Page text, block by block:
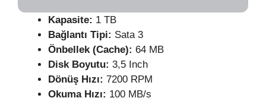
Kapasite: 1 TB
Bağlantı Tipi: Sata 3
Önbellek (Cache): 64 MB
Disk Boyutu: 3,5 Inch
Dönüş Hızı: 7200 RPM
Okuma Hızı: 100 MB/s